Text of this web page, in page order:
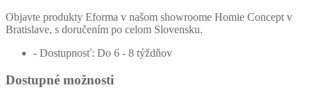
Objavte produkty Eforma v našom showroome Homie Concept v
Bratislave, s doručením po celom Slovensku.
- Dostupnosť: Do 6 - 8 týždňov
Dostupné možnosti